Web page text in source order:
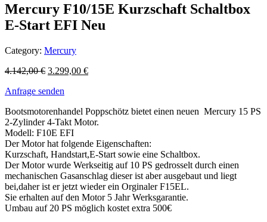
Mercury F10/15E Kurzschaft Schaltbox
E-Start EFI Neu
Category: Mercury
4.142,00€ 3.299,00 €
Anfrage senden
Bootsmotorenhandel Poppschötz bietet einen neuen Mercury 15 PS
2-Zylinder 4-Takt Motor.
Modell: F10E EFI
Der Motor hat folgende Eigenschaften:
Kurzschaft, Handstart,E-Start sowie eine Schaltbox.
Der Motor wurde Werkseitig auf 10 PS gedrosselt durch einen
mechanischen Gasanschlag dieser ist aber ausgebaut und liegt
bei,daher ist er jetzt wieder ein Orginaler F15EL.
Sie erhalten auf den Motor 5 Jahr Werksgarantie.
Umbau auf 20 PS möglich kostet extra 500€